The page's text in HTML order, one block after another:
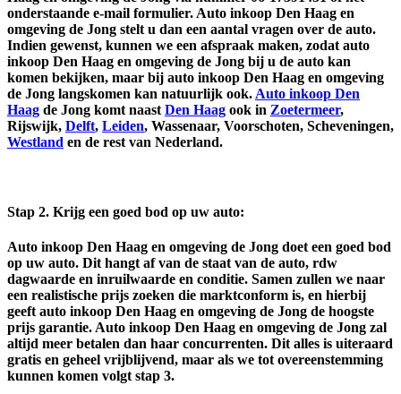
onderstaande e-mail formulier. Auto inkoop Den Haag en
omgeving de Jong stelt u dan een aantal vragen over de auto.
Indien gewenst, kunnen we een afspraak maken, zodat auto
inkoop Den Haag en omgeving de Jong bij u de auto kan
komen bekijken, maar bij auto inkoop Den Haag en omgeving
de Jong langskomen kan natuurlijk ook. Auto inkoop Den
Haag de Jong komt naast Den Haag ook in Zoetermeer,
Rijswijk, Delft, Leiden, Wassenaar, Voorschoten, Scheveningen,
Westland en de rest van Nederland.
Stap 2. Krijg een goed bod op uw auto:
Auto inkoop Den Haag en omgeving de Jong doet een goed bod
op uw auto. Dit hangt af van de staat van de auto, rdw
dagwaarde en inruilwaarde en conditie. Samen zullen we naar
een realistische prijs zoeken die marktconform is, en hierbij
geeft auto inkoop Den Haag en omgeving de Jong de hoogste
prijs garantie. Auto inkoop Den Haag en omgeving de Jong zal
altijd meer betalen dan haar concurrenten. Dit alles is uiteraard
gratis en geheel vrijblijvend, maar als we tot overeenstemming
kunnen komen volgt stap 3.